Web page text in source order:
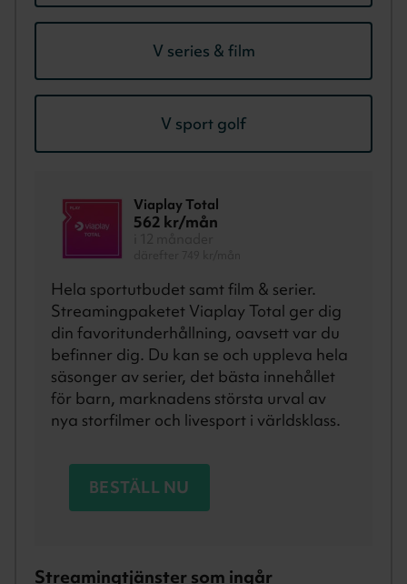
V series & film
V sport golf
Viaplay Total
562 kr/mån
Hela sportutbudet samt film & serier.
Streamingpaketet Viaplay Total ger dig
din favoritunderhållning, oavsett var du
befinner dig. Du kan se och uppleva hela
säsonger av serier, det bästa innehållet
för barn, marknadens största urval av
nya storfilmer och livesport i världsklass.
BESTÄLL NU
Streamingtjänster som ingår